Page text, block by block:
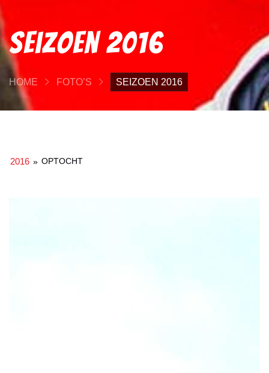
Seizoen 2016
HOME FOTO’S SEIZOEN 2016
2016 » OPTOCHT